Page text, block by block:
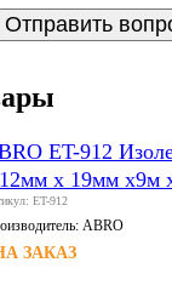
ET-912
х 19мм х9м
ET-912
ABRO
ЗАКАЗ